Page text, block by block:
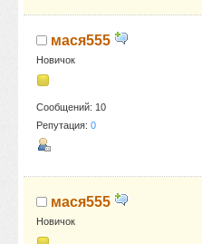
мася555
Новичок
Сообщений: 10
Репутация: 0
мася555
Новичок